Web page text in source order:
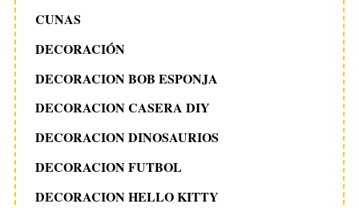
CUNAS
DECORACIÓN
DECORACION BOB ESPONJA
DECORACION CASERA DIY
DECORACION DINOSAURIOS
DECORACION FUTBOL
DECORACION HELLO KITTY